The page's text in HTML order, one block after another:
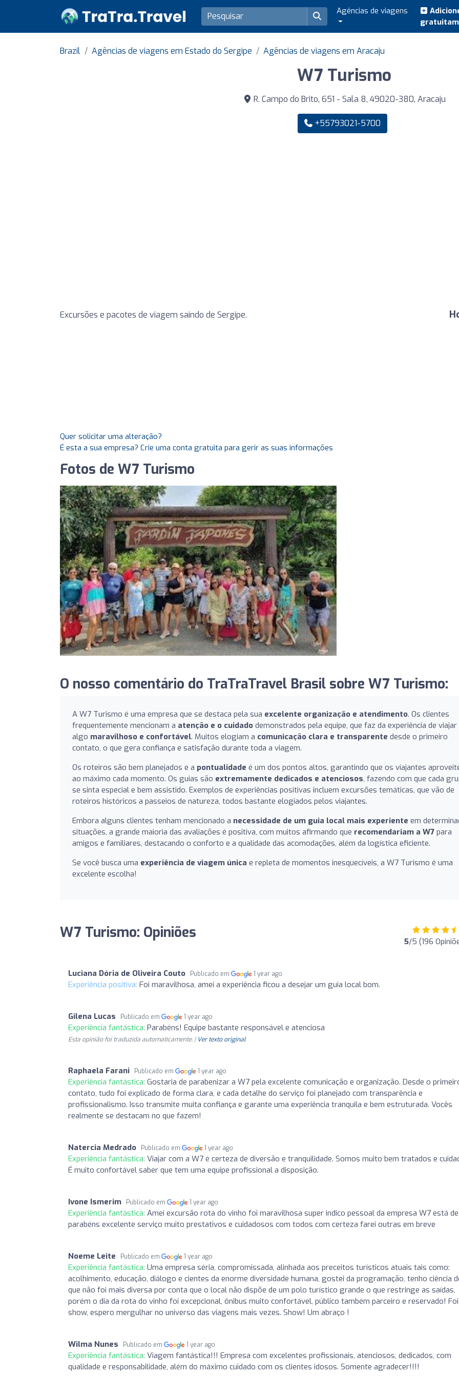
Agências de viagens
Brazil Agências de viagens em Estado do Sergipe Agências de viagens em Aracaju
W7 Turismo
R. Campo do Brito, 651 - Sala 8, 49020-380, Aracaju
+55793021-5700
Excursões e pacotes de viagem saindo de Sergipe.
Quer solicitar uma alteração?
É esta a sua empresa? Crie uma conta gratuita para gerir as suas informações
Fotos de W7 Turismo
O nosso comentário do TraTraTravel Brasil sobre W7 Turismo:
A W7 Turismo é uma empresa que se destaca pela sua excelente organização e atendimento. Os clientes
frequentemente mencionam a atenção e o cuidado demonstrados pela equipe, que faz da experiência de viajar
algo maravilhoso e confortável. Muitos elogiam a comunicação clara e transparente desde o primeiro
contato, o que gera confiança e satisfação durante toda a viagem.
Os roteiros são bem planejados e a pontualidade é um dos pontos altos, garantindo que os viajantes
ao máximo cada momento. Os guias são extremamente dedicados e atenciosos, fazendo com que cada
se sinta especial e bem assistido. Exemplos de experiências positivas incluem excursões temáticas, que vão de
roteiros históricos a passeios de natureza, todos bastante elogiados pelos viajantes.
Embora alguns clientes tenham mencionado a necessidade de um guia local mais experiente em
situações, a grande maioria das avaliações é positiva, com muitos afirmando que recomendariam a W7 para
amigos e familiares, destacando o conforto e a qualidade das acomodações, além da logística eficiente.
Se você busca uma experiência de viagem única e repleta de momentos inesquecíveis, a W7 Turismo é uma
excelente escolha!
W7 Turismo: Opiniões 5/5 (196
Luciana Dória de Oliveira Couto Publicado em 1 year ago
Experiência positiva: Foi maravilhosa, amei a experiência ficou a desejar um guia local bom.
Gilena Lucas Publicado em 1 year ago
Experiência fantástica: Parabéns! Equipe bastante responsável e atenciosa
Esta opinião foi traduzida automaticamente. | Ver texto original
Raphaela Farani Publicado em 1 year ago
Experiência fantástica: Gostaria de parabenizar a W7 pela excelente comunicação e organização. Desde o
contato, tudo foi explicado de forma clara, e cada detalhe do serviço foi planejado com transparência e
profissionalismo. Isso transmite muita confiança e garante uma experiência tranquila e bem estruturada. Vocês
realmente se destacam no que fazem!
Natercia Medrado Publicado em 1 year ago
Experiência fantástica: Viajar com a W7 é certeza de diversão e tranquilidade. Somos muito bem tratados e
É muito confortável saber que tem uma equipe profissional a disposição.
Ivone Ismerim Publicado em 1 year ago
Experiência fantástica: Amei excursão rota do vinho foi maravilhosa super indico pessoal da empresa W7 está de
parabéns excelente serviço muito prestativos e cuidadosos com todos com certeza farei outras em breve
Noeme Leite Publicado em 1 year ago
Experiência fantástica: Uma empresa séria, compromissada, alinhada aos preceitos turísticos atuais tais como:
acolhimento, educação, diálogo e cientes da enorme diversidade humana, gostei da programação, tenho ciência
que não foi mais diversa por conta que o local não dispõe de um polo turístico grande o que restringe as saídas,
porém o dia da rota do vinho foi excepcional, ônibus muito confortável, público também parceiro e reservado! Foi
show, espero mergulhar no universo das viagens mais vezes. Show! Um abraço !
Wilma Nunes Publicado em 1 year ago
Experiência fantástica: Viagem fantástica!!! Empresa com excelentes profissionais, atenciosos, dedicados, com
qualidade e responsabilidade, além do máximo cuidado com os clientes idosos. Somente agradecer!!!!